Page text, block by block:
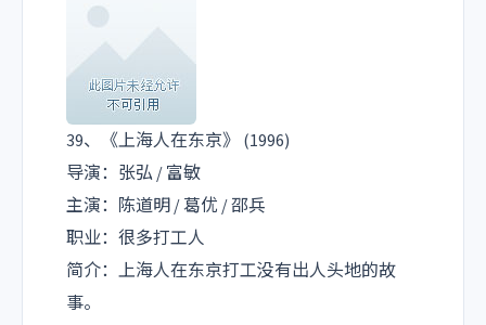
39、《上海人在东京》 (1996)
导演：张弘 / 富敏
主演：陈道明 / 葛优 / 邵兵
职业：很多打工人
简介：上海人在东京打工没有出人头地的故
事。